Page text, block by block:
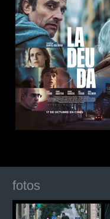
fotos